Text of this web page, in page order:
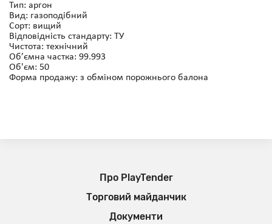
Тип: аргон
Вид: газоподібний
Сорт: вищий
Відповідність стандарту: ТУ
Чистота: технічний
Об’ємна частка: 99.993
Об'єм: 50
Форма продажу: з обміном порожнього балона
Про PlayTender
Торговий майданчик
Документи